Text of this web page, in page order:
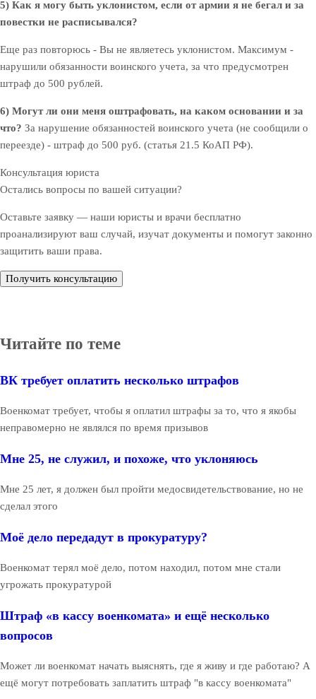
5) Как я могу быть уклонистом, если от армии я не бегал и за
повестки не расписывался?
Еще раз повторюсь - Вы не являетесь уклонистом. Максимум -
нарушили обязанности воинского учета, за что предусмотрен
штраф до 500 рублей.
6) Могут ли они меня оштрафовать, на каком основании и за
что? За нарушение обязанностей воинского учета (не сообщили о
переезде) - штраф до 500 руб. (статья 21.5 КоАП РФ).
Консультация юриста
Остались вопросы по вашей ситуации?
Оставьте заявку — наши юристы и врачи бесплатно
проанализируют ваш случай, изучат документы и помогут законно
защитить ваши права.
Получить консультацию
Читайте по теме
ВК требует оплатить несколько штрафов
Военкомат требует, чтобы я оплатил штрафы за то, что я якобы
неправомерно не являлся по время призывов
Мне 25, не служил, и похоже, что уклоняюсь
Мне 25 лет, я должен был пройти медосвидетельствование, но не
сделал этого
Моё дело передадут в прокуратуру?
Военкомат терял моё дело, потом находил, потом мне стали
угрожать прокуратурой
Штраф «в кассу военкомата» и ещё несколько
вопросов
Может ли военкомат начать выяснять, где я живу и где работаю? А
ещё могут потребовать заплатить штраф "в кассу военкомата"